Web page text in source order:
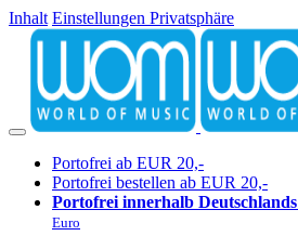
Inhalt Einstellungen Privatsphäre
Portofrei ab EUR 20,-
Portofrei bestellen ab EUR 20,-
Portofrei innerhalb Deutschlands
Euro